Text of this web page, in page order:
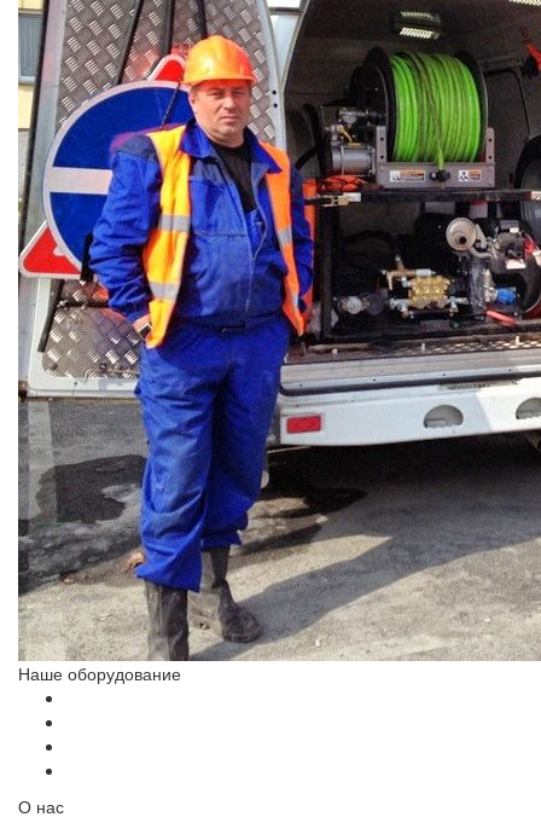
Наше оборудование
О нас